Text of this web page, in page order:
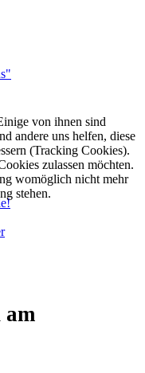
am
von ihnen sind
andere uns helfen, diese
(Tracking Cookies).
zulassen möchten.
womöglich nicht mehr
stehen.